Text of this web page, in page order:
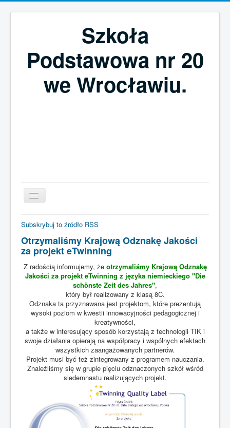
Szkoła
Podstawowa nr 20
we Wrocławiu.
STRONA GŁÓWNA
KADRA
DLA UCZNIA
DLA RODZICA
SUKCESY
ŚWIETLICA
KRONIKA
Subskrybuj to źródło RSS
Otrzymaliśmy Krajową Odznakę Jakości
za projekt eTwinning
Z radością informujemy, że otrzymaliśmy Krajową Odznakę
Jakości za projekt eTwinning z języka niemieckiego "Die
schönste Zeit des Jahres",
który był realizowany z klasą 8C.
Odznaka ta przyznawana jest projektom, które prezentują
wysoki poziom w kwestii innowacyjności pedagogicznej i
kreatywności,
a także w interesujący sposób korzystają z technologii TIK i
swoje działania opierają na współpracy i wspólnych efektach
wszystkich zaangażowanych partnerów.
Projekt musi być też zintegrowany z programem nauczania.
Znaleźliśmy się w grupie pięciu odznaczonych szkół wśród
siedemnastu realizujących projekt.